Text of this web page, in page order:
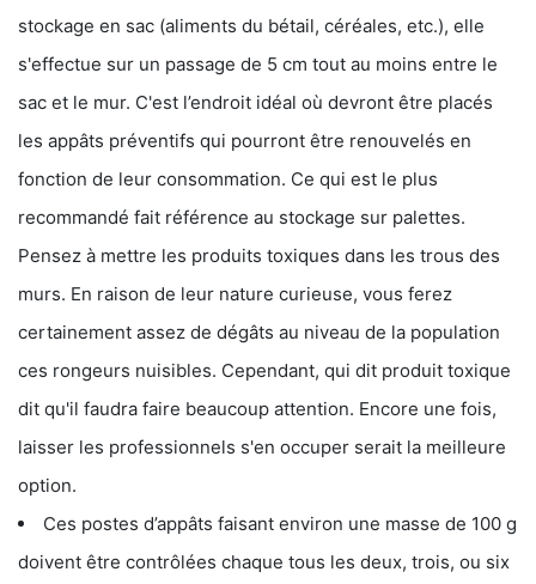
stockage en sac (aliments du bétail, céréales, etc.), elle
s'effectue sur un passage de 5 cm tout au moins entre le
sac et le mur. C'est l’endroit idéal où devront être placés
les appâts préventifs qui pourront être renouvelés en
fonction de leur consommation. Ce qui est le plus
recommandé fait référence au stockage sur palettes.
Pensez à mettre les produits toxiques dans les trous des
murs. En raison de leur nature curieuse, vous ferez
certainement assez de dégâts au niveau de la population
ces rongeurs nuisibles. Cependant, qui dit produit toxique
dit qu'il faudra faire beaucoup attention. Encore une fois,
laisser les professionnels s'en occuper serait la meilleure
option.
Ces postes d’appâts faisant environ une masse de 100 g
doivent être contrôlées chaque tous les deux, trois, ou six